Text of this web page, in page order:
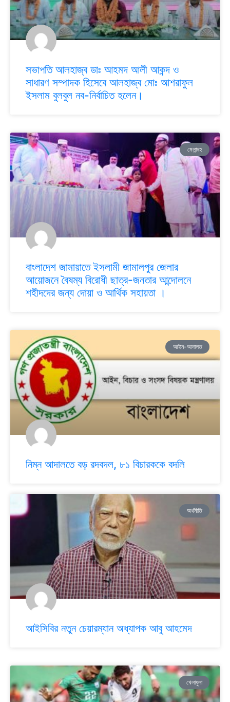
সভাপতি আলহাজ্ব ডাঃ আহমদ আলী আকন্দ ও
সাধারণ সম্পাদক হিসেবে আলহাজ্ব মোঃ আশরাফুল
ইসলাম বুলবুল নব-নির্বাচিত হলেন।
মেলান্দহ
বাংলাদেশ জামায়াতে ইসলামী জামালপুর জেলার
আয়োজনে বৈষম্য বিরোধী ছাত্র-জনতার আন্দোলনে
শহীদদের জন্য দোয়া ও আর্থিক সহায়তা ।
আইন-আদালত
নিম্ন আদালতে বড় রদবদল, ৮১ বিচারককে বদলি
অর্থনীতি
আইসিবির নতুন চেয়ারম্যান অধ্যাপক আবু আহমেদ
খেলাধুলা